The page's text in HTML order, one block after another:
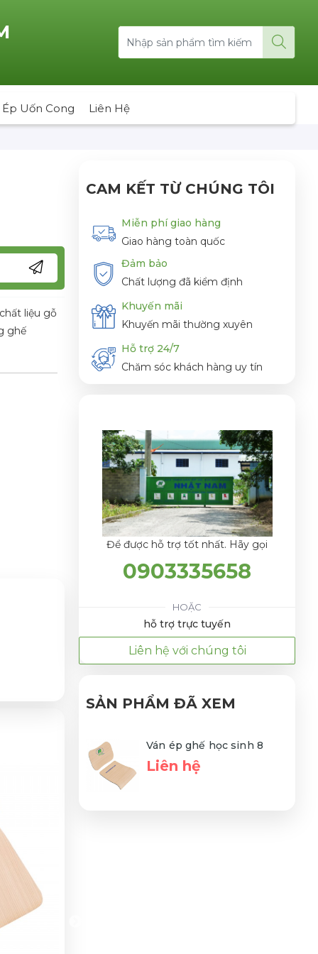
Ép Uốn Cong Liên Hệ
liệu gỗ
ghế
CAM KẾT TỪ CHÚNG TÔI
Miễn phí giao hàng
Giao hàng toàn quốc
Đảm bảo
Chất lượng đã kiểm định
Khuyến mãi
Khuyến mãi thường xuyên
Hỗ trợ 24/7
Chăm sóc khách hàng uy tín
Để được hỗ trợ tốt nhất. Hãy gọi
0903335658
HOẶC
hỗ trợ trực tuyến
Liên hệ với chúng tôi
SẢN PHẨM ĐÃ XEM
Ván ép ghế học sinh 8
Liên hệ